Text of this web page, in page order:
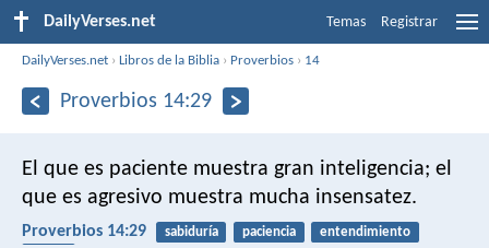
DailyVerses.net Temas Registrar
DailyVerses.net ›Libros de la Biblia › Proverbios › 14
Proverbios 14:29
El que es paciente muestra gran inteligencia; el
que es agresivo muestra mucha insensatez.
Proverbios 14:29 sabiduría paciencia
entendimiento